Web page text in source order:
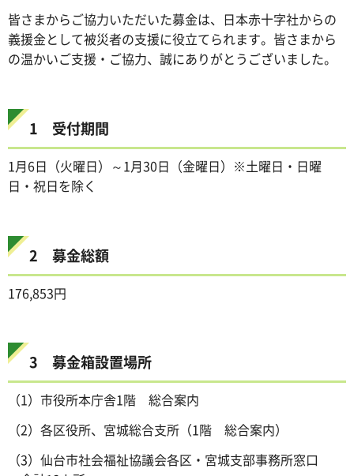
皆さまからご協力いただいた募金は、日本赤十字社からの
義援金として被災者の支援に役立てられます。皆さまから
の温かいご支援・ご協力、誠にありがとうございました。
1 受付期間
1月6日（火曜日）～1月30日（金曜日）※土曜日・日曜
日・祝日を除く
2 募金総額
176,853円
3 募金箱設置場所
（1）市役所本庁舎1階 総合案内
（2）各区役所、宮城総合支所（1階 総合案内）
（3）仙台市社会福祉協議会各区・宮城支部事務所窓口